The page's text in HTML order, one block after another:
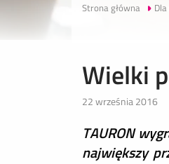
Strona główna
Wielki
22 września 2016
TAURON
największy